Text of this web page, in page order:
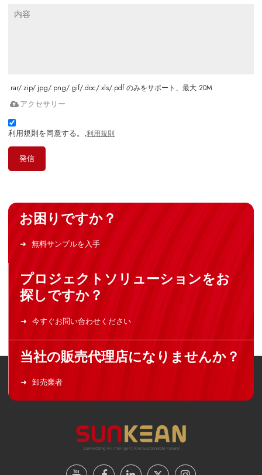
.rar/.zip/.jpg/.png/.gif/.doc/.xls/.pdf のみをサポート、最大 20M
アクセサリー
利用規則を同意する。,利用規則
発信
お困りですか？
無料サンプルを入手
プロジェクトソリューションをお
探しですか？
今すぐお問い合わせください
当社の販売代理店になりませんか？
卸売業者